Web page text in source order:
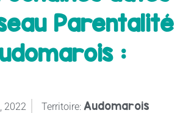
Parentalité
:
2022 Territoire: Audomarois